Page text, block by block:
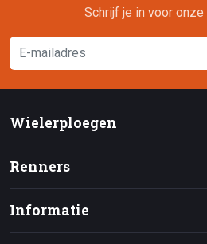
Schrijf je in voor
Wielerploegen
Renners
Informatie